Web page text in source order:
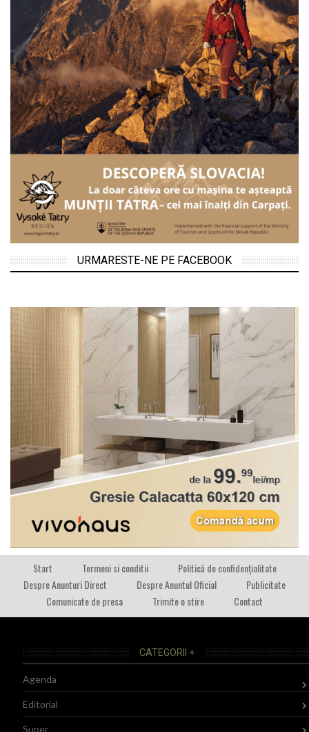
URMARESTE-NE PE FACEBOOK
Start Termeni si conditii
Politică de confidențialitate
Despre Anunturi Direct
Despre Anuntul Oficial
Publicitate
Comunicate de presa
Trimite o stire Contact
CATEGORII +
Agenda
Editorial
Super